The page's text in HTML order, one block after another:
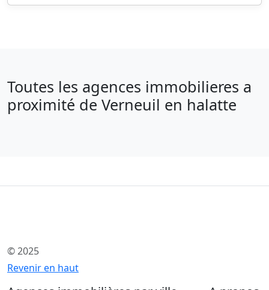
Toutes les agences immobilieres a
proximité de Verneuil en halatte
© 2025
Revenir en haut